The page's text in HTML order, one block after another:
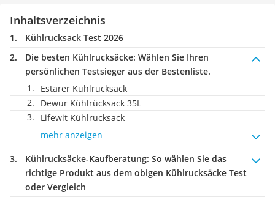
Inhaltsverzeichnis
Kühlrucksack Test 2026
Die besten Kühlrucksäcke: Wählen Sie Ihren
persönlichen Testsieger aus der Bestenliste.
Estarer Kühlrucksack
Dewur Kühlrücksack 35L
Lifewit Kühlrucksack
mehr anzeigen
Kühlrucksäcke-Kaufberatung: So wählen Sie das
richtige Produkt aus dem obigen Kühlrucksäcke Test
oder Vergleich